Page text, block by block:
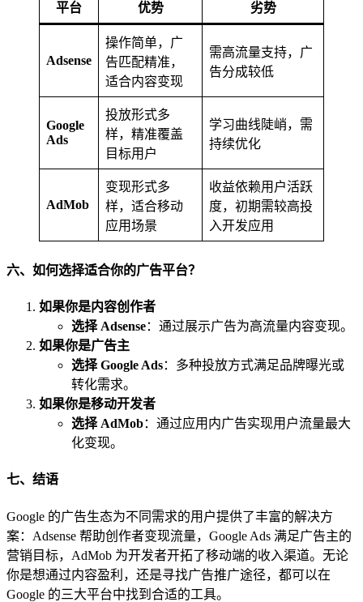
平台 优势 劣势
Adsense
操作简单，广
告匹配精准，
适合内容变现
需高流量支持，广
告分成较低
Google
Ads
投放形式多
样，精准覆盖
目标用户
学习曲线陡峭，需
持续优化
AdMob
变现形式多
样，适合移动
应用场景
收益依赖用户活跃
度，初期需较高投
入开发应用
六、如何选择适合你的广告平台？
如果你是内容创作者
选择 Adsense：通过展示广告为高流量内容变现。
如果你是广告主
选择 Google Ads：多种投放方式满足品牌曝光或
转化需求。
如果你是移动开发者
选择 AdMob：通过应用内广告实现用户流量最大
化变现。
七、结语
Google 的广告生态为不同需求的用户提供了丰富的解决方
案：Adsense 帮助创作者变现流量，Google Ads 满足广告主的
营销目标，AdMob 为开发者开拓了移动端的收入渠道。无论
你是想通过内容盈利，还是寻找广告推广途径，都可以在
Google 的三大平台中找到合适的工具。